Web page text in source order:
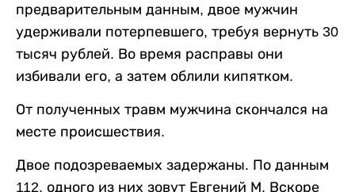
предварительным данным, двое мужчин
удерживали потерпевшего, требуя вернуть 30
тысяч рублей. Во время расправы они
избивали его, а затем облили кипятком.
От полученных травм мужчина скончался на
месте происшествия.
Двое подозреваемых задержаны. По данным
112, одного из них зовут Евгений М. Вскоре